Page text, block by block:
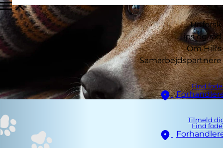
Udforsk
Tips og råd
Om Hill's
Samarbejdspartnere
Find
Tilmeld
Find